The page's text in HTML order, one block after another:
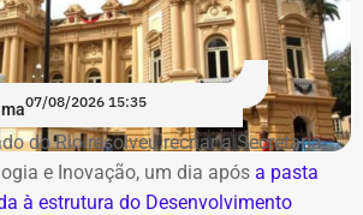
07/08/2026 15:35
do Rio resolveu recriar a Secretaria
e Inovação, um dia após a pasta
à estrutura do Desenvolvimento